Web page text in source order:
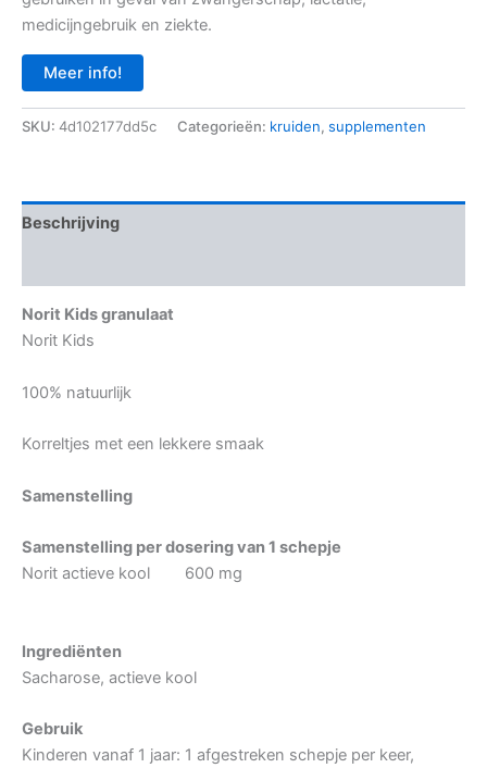
medicijngebruik en ziekte.
Meer info!
SKU: 4d102177dd5c Categorieën: kruiden, supplementen
Beschrijving
Norit Kids granulaat
Norit Kids
100% natuurlijk
Korreltjes met een lekkere smaak
Samenstelling
Samenstelling per dosering van 1 schepje
Norit actieve kool 600 mg
Ingrediënten
Sacharose, actieve kool
Gebruik
Kinderen vanaf 1 jaar: 1 afgestreken schepje per keer,